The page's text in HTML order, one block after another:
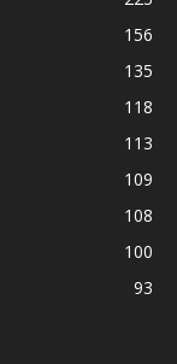
156
135
118
113
109
108
100
93